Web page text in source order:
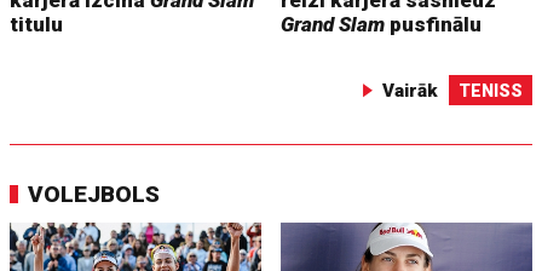
titulu
Grand Slam pusfinālu
Vairāk TENISS
VOLEJBOLS